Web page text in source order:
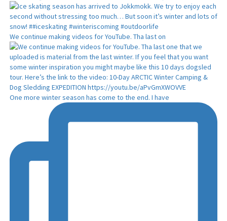
We continue making videos for YouTube. Tha last on
One more winter season has come to the end. I have